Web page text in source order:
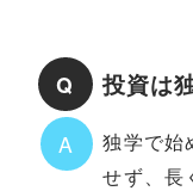
Q 投資は
A
独学で始
せず、長